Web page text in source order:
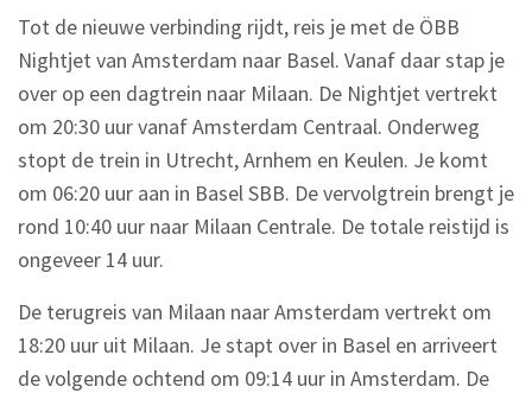
Tot de nieuwe verbinding rijdt, reis je met de ÖBB
Nightjet van Amsterdam naar Basel. Vanaf daar stap je
over op een dagtrein naar Milaan. De Nightjet vertrekt
om 20:30 uur vanaf Amsterdam Centraal. Onderweg
stopt de trein in Utrecht, Arnhem en Keulen. Je komt
om 06:20 uur aan in Basel SBB. De vervolgtrein brengt je
rond 10:40 uur naar Milaan Centrale. De totale reistijd is
ongeveer 14 uur.
De terugreis van Milaan naar Amsterdam vertrekt om
18:20 uur uit Milaan. Je stapt over in Basel en arriveert
de volgende ochtend om 09:14 uur in Amsterdam. De